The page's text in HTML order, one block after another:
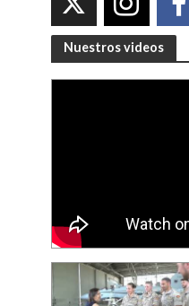
Nuestros videos